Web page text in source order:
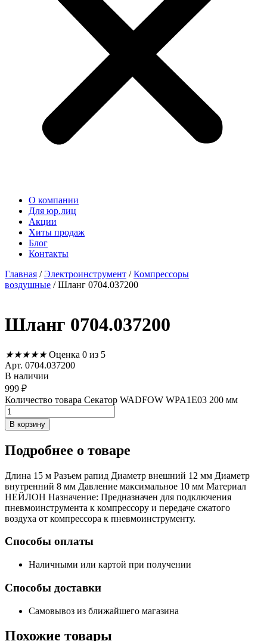
О компании
Для юр.лиц
Акции
Хиты продаж
Блог
Контакты
Главная /Электроинструмент /Компрессоры
воздушные / Шланг 0704.037200
Шланг 0704.037200
★★★★★ Оценка 0 из 5
Арт. 0704.037200
В наличии
999 ₽
Количество товара Секатор WADFOW WPA1E03 200 мм
В корзину
Подробнее о товаре
Длина 15 м Разъем рапид Диаметр внешний 12 мм Диаметр
внутренний 8 мм Давление максимальное 10 мм Материал
НЕЙЛОН Назначение: Предназначен для подключения
пневмоинструмента к компрессору и передаче сжатого
воздуха от компрессора к пневмоинструменту.
Способы оплаты
Наличными или картой при получении
Способы доставки
Самовывоз из ближайшего магазина
Похожие товары